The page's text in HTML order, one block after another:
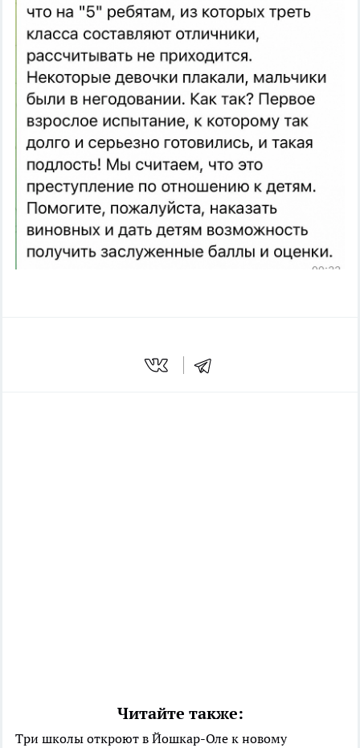
Читайте также:
Три школы откроют в Йошкар-Оле к новому